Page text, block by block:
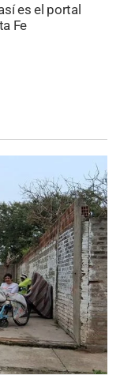
es el portal
Fe